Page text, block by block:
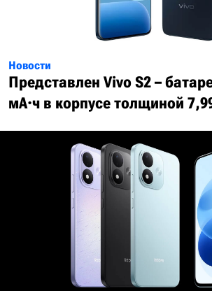
Новости
Представлен Vivo S2 –
мА·ч в корпусе толщиной